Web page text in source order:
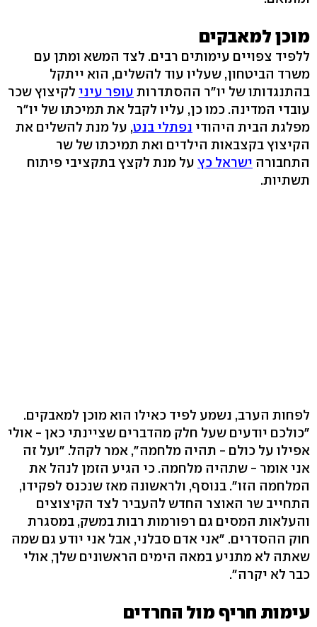
מוכן למאבקים
ללפיד צפויים עימותים רבים. לצד המשא ומתן עם
משרד הביטחון, שעליו עוד להשלים, הוא ייתקל
בהתנגדותו של יו"ר ההסתדרות עופר עיני לקיצוץ שכר
עובדי המדינה. כמו כן, עליו לקבל את תמיכתו של יו"ר
מפלגת הבית היהודי נפתלי בנט, על מנת להשלים את
הקיצוץ בקצבאות הילדים ואת תמיכתו של שר
התחבורה ישראל כץ על מנת לקצץ בתקציבי פיתוח
תשתיות.
לפחות הערב, נשמע לפיד כאילו הוא מוכן למאבקים.
"כולכם יודעים שעל חלק מהדברים שציינתי כאן - אולי
אפילו על כולם - תהיה מלחמה", אמר לקהל. "ועל זה
אני אומר - שתהיה מלחמה. כי הגיע הזמן לנהל את
המלחמה הזו". בנוסף, ולראשונה מאז שנכנס לפקידו,
התחייב שר האוצר החדש להעביר לצד הקיצוצים
והעלאות המסים גם רפורמות רבות במשק, במסגרת
חוק ההסדרים. "אני אדם סבלני, אבל אני יודע גם שמה
שאתה לא מתניע במאה הימים הראשונים שלך, אולי
כבר לא יקרה".
עימות חריף מול החרדים